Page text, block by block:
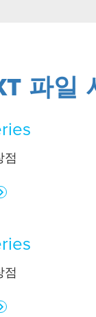
파일
점
점